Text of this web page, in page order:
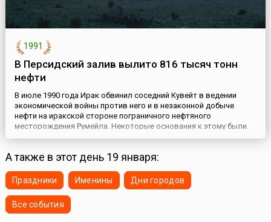
1991
В Персидский залив вылито 816 тысяч тонн
нефти
В июле 1990 года Ирак обвинил соседний Кувейт в ведении
экономической войны против него и в незаконной добыче
нефти на иракской стороне пограничного нефтяного
месторождения Румейла. Некоторые основания к этому были.
Власти Кувейта начали переговоры. Однако, Саддам Хусейн
и долго ждать не стал.2 августа 1990 года иракская армия
А также в этот день 19 января:
Праздники Именины Дни городов
Все события